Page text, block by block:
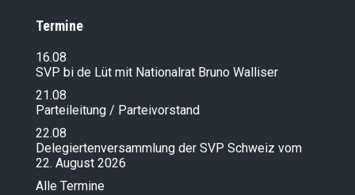
Termine
16.08
SVP bi de Lüt mit Nationalrat Bruno Walliser
21.08
Parteileitung / Parteivorstand
22.08
Delegiertenversammlung der SVP Schweiz vom
22. August 2026
Alle Termine